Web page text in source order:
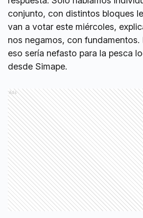
conjunto, con distintos bloques
van a votar este miércoles,
nos negamos, con fundamentos.
eso sería nefasto para la pesca
desde Simape.
Ads